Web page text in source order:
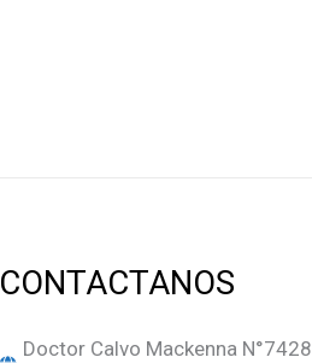
CONTACTANOS
Doctor Calvo Mackenna N°7428